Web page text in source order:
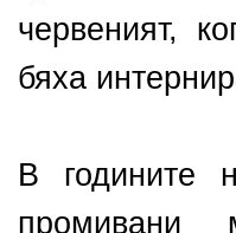
червеният,
бяха
В годините